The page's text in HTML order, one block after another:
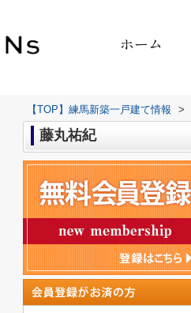
ホーム
【TOP】練馬新築一戸建て情報 >
藤丸祐紀